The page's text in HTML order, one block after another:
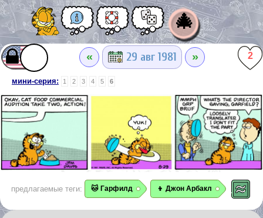
🎄
« 29 авг 1981 » 2
мини-серия: 1 2 3 4 5 6
предлагаемые теги: 🐱 Гарфилд 👦 Джон Арбакл